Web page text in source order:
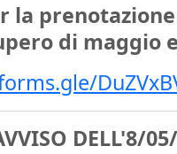
la
di maggio
DELL'8/